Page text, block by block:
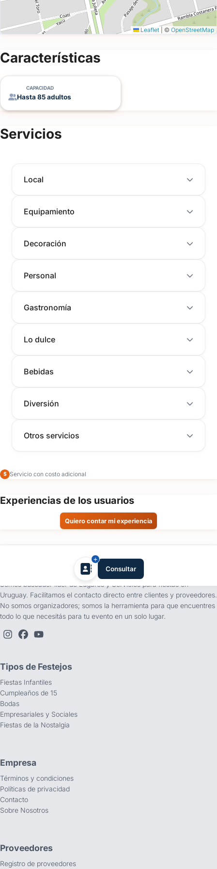
Leaflet © OpenStreetMap
Características
CAPACIDAD
Hasta 85 adultos
Servicios
Local
Equipamiento
Decoración
Personal
Gastronomía
Lo dulce
Bebidas
Diversión
Otros servicios
$ Servicio con costo adicional
Experiencias de los usuarios
Quiero contar mi experiencia
Consultar
Somos buscador líder de Lugares y Servicios para fiestas en
Uruguay. Facilitamos el contacto directo entre clientes y proveedores.
No somos organizadores; somos la herramienta para que encuentres
todo lo que necesitás para tu evento en un solo lugar.
Tipos de Festejos
Fiestas Infantiles
Cumpleaños de 15
Bodas
Empresariales y Sociales
Fiestas de la Nostalgia
Empresa
Términos y condiciones
Políticas de privacidad
Contacto
Sobre Nosotros
Proveedores
Registro de proveedores